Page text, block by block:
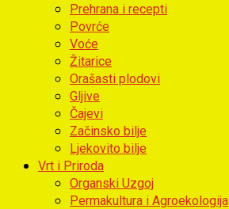
Prehrana i recepti
Povrće
Voće
Žitarice
Orašasti plodovi
Gljive
Čajevi
Začinsko bilje
Ljekovito bilje
Vrt i Priroda
Organski Uzgoj
Permakultura i Agroekologija